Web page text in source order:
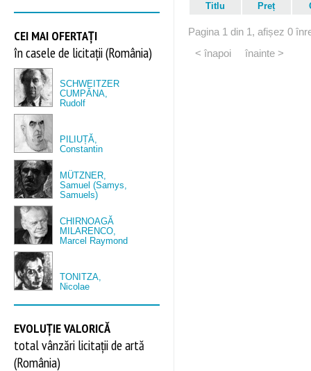
CEI MAI OFERTAȚI
în casele de licitații (România)
SCHWEITZER
CUMPĂNA,
Rudolf
PILIUȚĂ,
Constantin
MÜTZNER,
Samuel (Samys,
Samuels)
CHIRNOAGĂ
MILARENCO,
Marcel Raymond
TONITZA,
Nicolae
EVOLUȚIE VALORICĂ
total vânzări licitații de artă
(România)
Titlu Preț
Pagina 1 din 1, afișez 0
< înapoi
înainte >